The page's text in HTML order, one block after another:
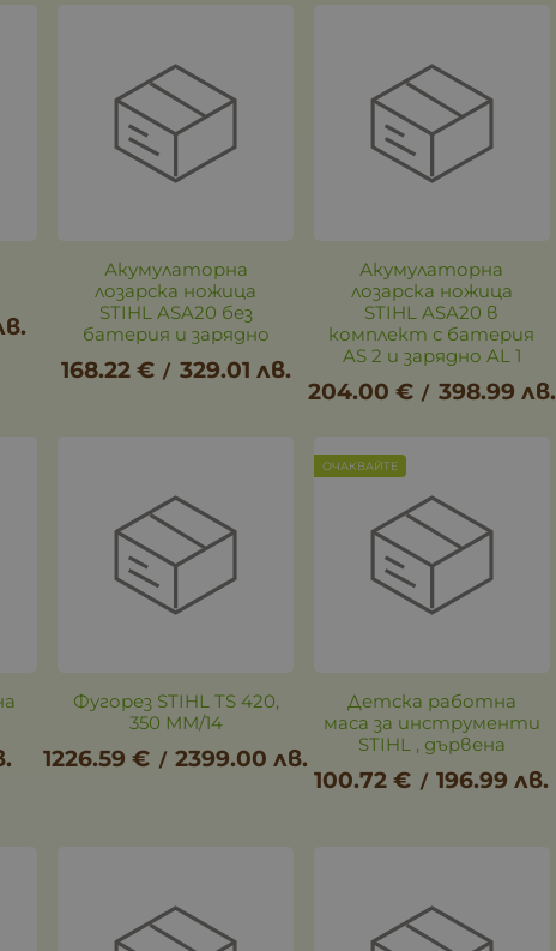
Акумулаторна
лозарска ножица
STIHL ASA20 без
батерия и зарядно
168.22 € / 329.01 лв.
Акумулаторна
лозарска ножица
STIHL ASA20 в
комплект с батерия
AS 2 и зарядно AL 1
204.00 € / 398.99 лв.
Фугорез STIHL TS 420,
350 ММ/14
1226.59 € / 2399.00 лв.
Детска работна
маса за инструменти
STIHL , дървена
100.72 € / 196.99 лв.
ОЧАКВАЙТЕ